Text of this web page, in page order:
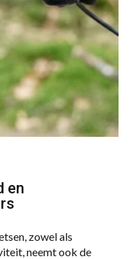
en
zowel als
neemt ook de